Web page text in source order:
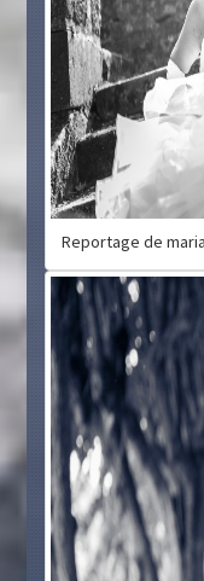
Reportage de